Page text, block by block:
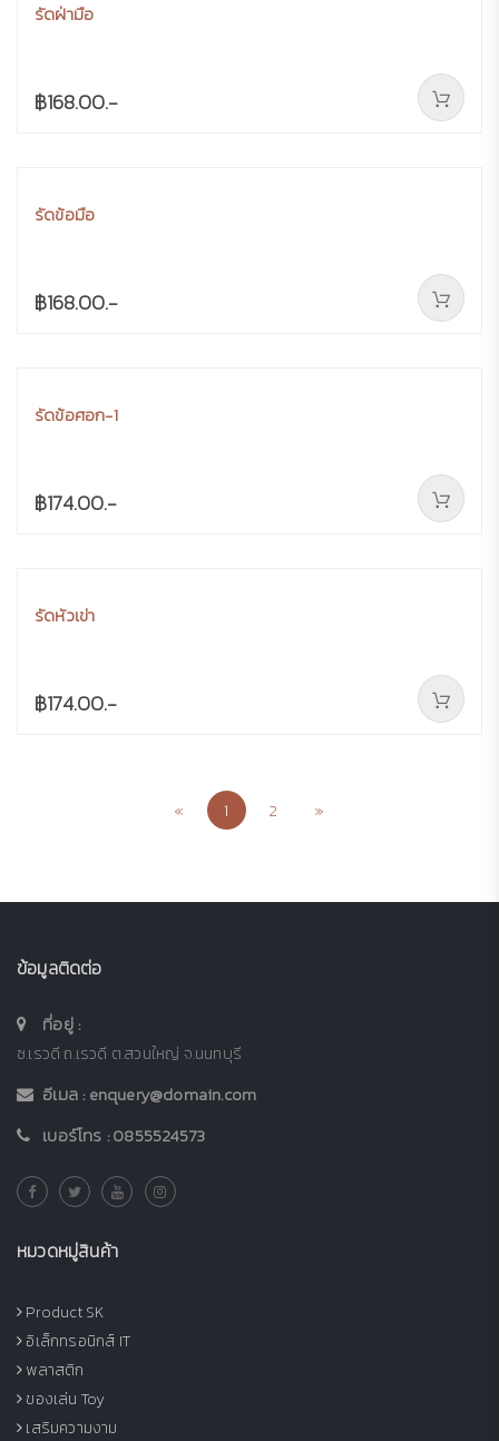
รัดฝ่ามือ
฿168.00.-
รัดข้อมือ
฿168.00.-
รัดข้อศอก-1
฿174.00.-
รัดหัวเข่า
฿174.00.-
« Previous
1 2 »
ข้อมูลติดต่อ
ที่อยู่ :
ซ.เรวดี ถ.เรวดี ต.สวนใหญ่ จ.นนทบุรี
อีเมล :enquery@domain.com
เบอร์โทร :0855524573
หมวดหมู่สินค้า
Product SK
อิเล็กทรอนิกส์ IT
พลาสติก
ของเล่น Toy
เสริมความงาม